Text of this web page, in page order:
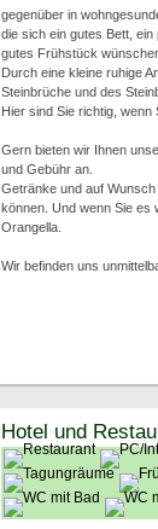
gegenüber in
die sich ein gutes Bett,
gutes Frühstück
Durch eine kleine ruhige
Steinbrüche und des
Hier sind Sie richtig, wenn
Gern bieten wir Ihnen
und Gebühr an.
Getränke und auf
können. Und wenn Sie es
Orangella.
Wir befinden uns
Hotel und